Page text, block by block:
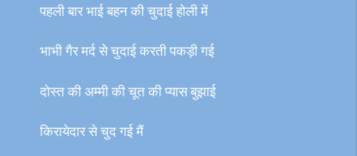
पहली बार भाई बहन की चुदाई होली में
भाभी गैर मर्द से चुदाई करती पकड़ी गई
दोस्त की अम्मी की चूत की प्यास बुझाई
किरायेदार से चुद गई मैं